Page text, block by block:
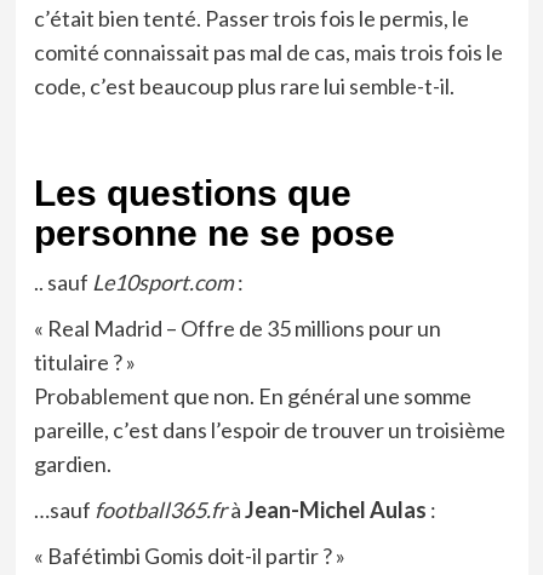
c’était bien tenté. Passer trois fois le permis, le
comité connaissait pas mal de cas, mais trois fois le
code, c’est beaucoup plus rare lui semble-t-il.
Les questions que
personne ne se pose
.. sauf Le10sport.com:
« Real Madrid – Offre de 35 millions pour un
titulaire ? »
Probablement que non. En général une somme
pareille, c’est dans l’espoir de trouver un troisième
gardien.
…sauf football365.fràJean-Michel Aulas :
« Bafétimbi Gomis doit-il partir ? »